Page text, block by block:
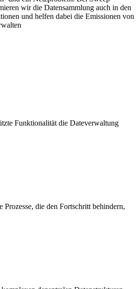
wir die Datensammlung auch in den
und helfen dabei die Emissionen von
Funktionalität die Dateverwaltung
die den Fortschritt behindern,